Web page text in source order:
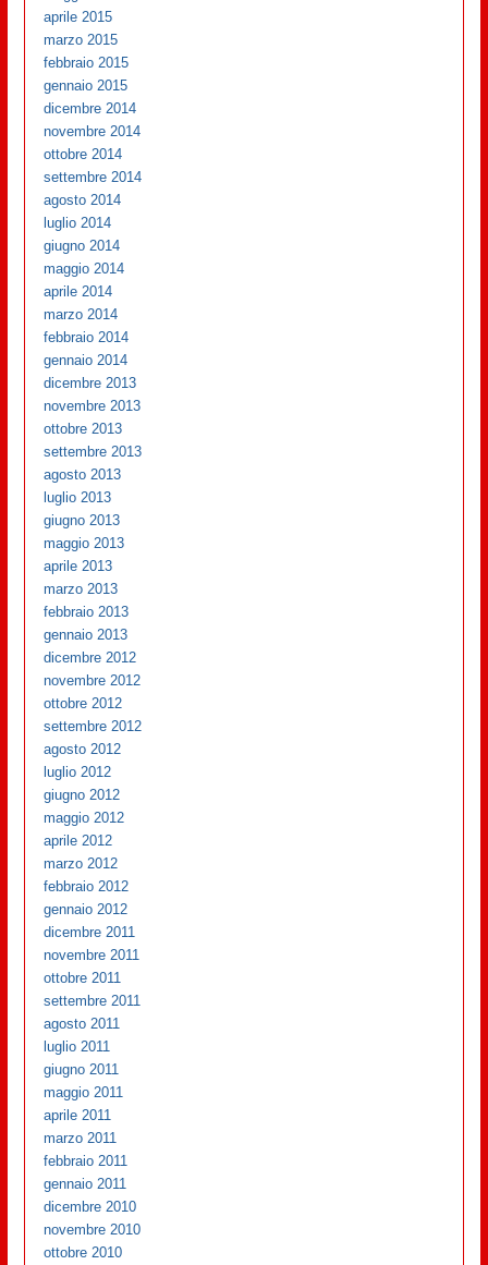
aprile 2015
marzo 2015
febbraio 2015
gennaio 2015
dicembre 2014
novembre 2014
ottobre 2014
settembre 2014
agosto 2014
luglio 2014
giugno 2014
maggio 2014
aprile 2014
marzo 2014
febbraio 2014
gennaio 2014
dicembre 2013
novembre 2013
ottobre 2013
settembre 2013
agosto 2013
luglio 2013
giugno 2013
maggio 2013
aprile 2013
marzo 2013
febbraio 2013
gennaio 2013
dicembre 2012
novembre 2012
ottobre 2012
settembre 2012
agosto 2012
luglio 2012
giugno 2012
maggio 2012
aprile 2012
marzo 2012
febbraio 2012
gennaio 2012
dicembre 2011
novembre 2011
ottobre 2011
settembre 2011
agosto 2011
luglio 2011
giugno 2011
maggio 2011
aprile 2011
marzo 2011
febbraio 2011
gennaio 2011
dicembre 2010
novembre 2010
ottobre 2010